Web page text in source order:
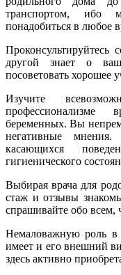
транспортом, ибо
понадобиться в любое
другой знает о
посоветовать хорошее
Изучите
беременных. Вы
негативные
касающихся
гигиенического
Выбирая врача для
стаж и отзывы
спрашивайте обо всем,
Немаловажную роль в
имеет и его внешний
здесь активно